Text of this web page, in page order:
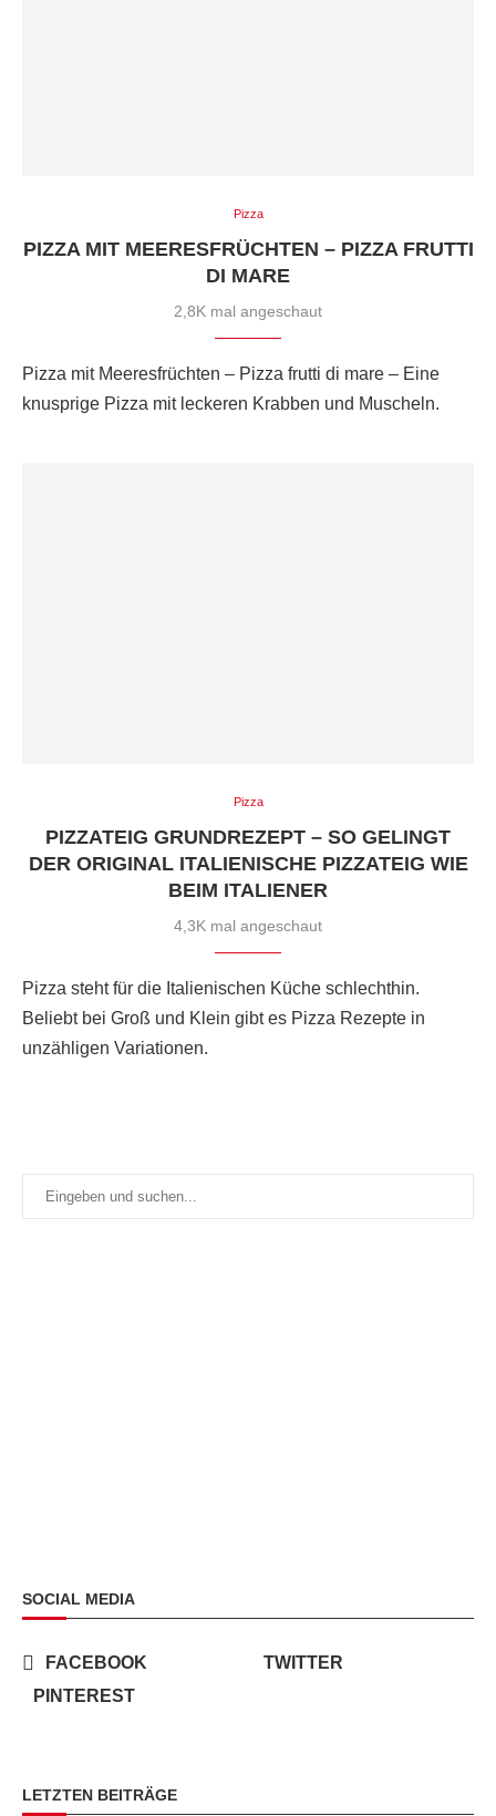
Pizza
PIZZA MIT MEERESFRÜCHTEN – PIZZA FRUTTI
DI MARE
2,8K mal angeschaut
Pizza mit Meeresfrüchten – Pizza frutti di mare – Eine
knusprige Pizza mit leckeren Krabben und Muscheln.
Pizza
PIZZATEIG GRUNDREZEPT – SO GELINGT
DER ORIGINAL ITALIENISCHE PIZZATEIG WIE
BEIM ITALIENER
4,3K mal angeschaut
Pizza steht für die Italienischen Küche schlechthin.
Beliebt bei Groß und Klein gibt es Pizza Rezepte in
unzähligen Variationen.
SOCIAL MEDIA
FACEBOOK
TWITTER
PINTEREST
LETZTEN BEITRÄGE